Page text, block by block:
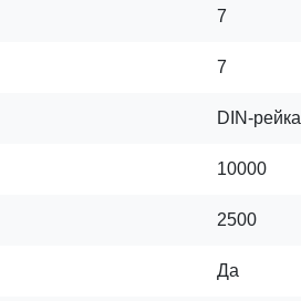
7
7
DIN-рейка
10000
2500
Да